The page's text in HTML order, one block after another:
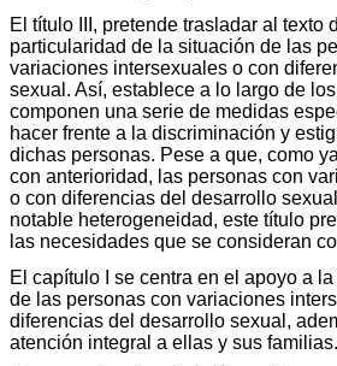
El título III, pretende trasladar al texto
particularidad de la situación de las
variaciones intersexuales o con
sexual. Así, establece a lo largo de
componen una serie de medidas
hacer frente a la discriminación y
dichas personas. Pese a que, como
con anterioridad, las personas con
o con diferencias del desarrollo
notable heterogeneidad, este título
las necesidades que se consideran
El capítulo I se centra en el apoyo a
de las personas con variaciones
diferencias del desarrollo sexual,
atención integral a ellas y sus familias.